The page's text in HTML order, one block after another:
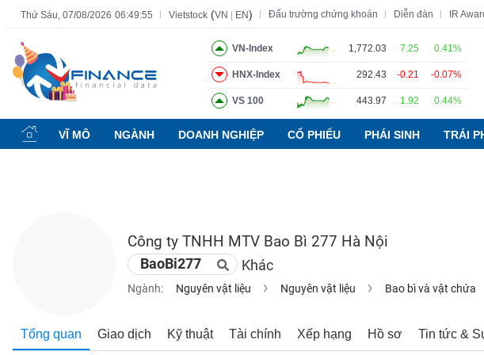
Thứ Sáu, 07/08/2026 06:49:55 Vietstock (VN EN) Đấu trường chứng khoán Diễn đàn IR
VN-Index 1,772.03 7.25 0.41%
HNX-Index 292.43 -0.21 -0.07%
VS 100 443.97 1.92 0.44%
VĨ MÔ NGÀNH DOANH NGHIỆP CỔ PHIẾU PHÁI SINH TRÁI
Công ty TNHH MTV Bao Bì 277 Hà Nội
BaoBi277 Khác
Ngành: Nguyên vật liệu Nguyên vật liệu Bao bì và vật chứa
Tổng quan Giao dịch Kỹ thuật Tài chính Xếp hạng Hồ sơ Tin tức &
Tất cả Tính năng Ngành Mã chứng khoán Lãnh đạo Báo
Tính
năng
(-)
NGHIỆP